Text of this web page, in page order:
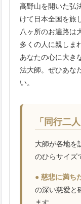
高野山を開いた弘
けて日本全国を旅
八ヶ所のお遍路は
多くの人に親しま
あなたの心に大き
法大師。ぜひあな
い。
「同行二
大師が各地を
のひらサイズ
● 慈悲に満ち
の深い慈愛と
ます。